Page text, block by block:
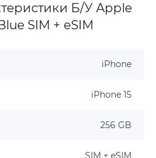
Б/У Apple
SIM + eSIM
iPhone
iPhone 15
256 GB